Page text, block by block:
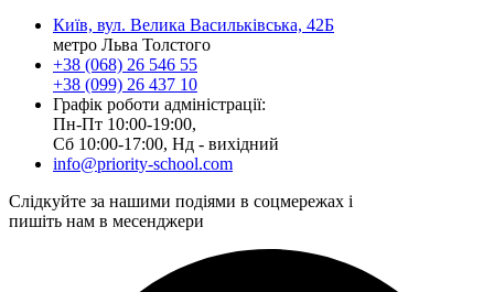
Київ, вул. Велика Васильківська, 42Б
метро Льва Толстого
+38 (068) 26 546 55
+38 (099) 26 437 10
Графік роботи адміністрації:
Пн-Пт 10:00-19:00,
Сб 10:00-17:00, Нд - вихідний
info@priority-school.com
Слідкуйте за нашими подіями в соцмережах і
пишіть нам в месенджери